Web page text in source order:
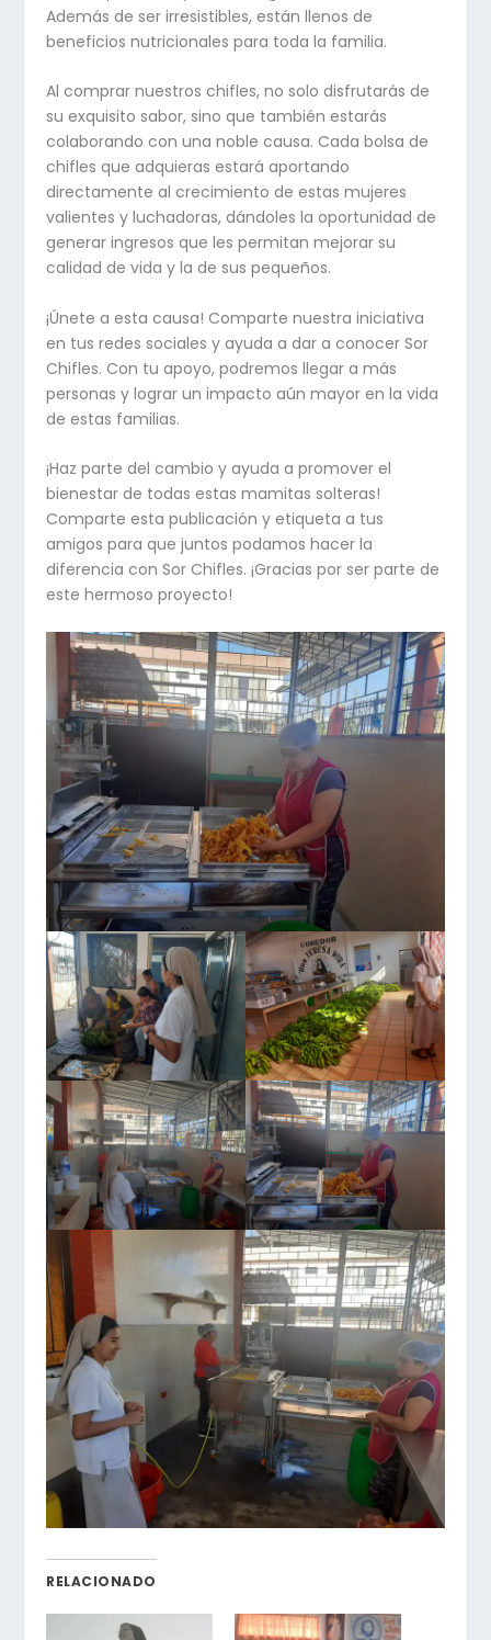
Además de ser irresistibles, están llenos de
beneficios nutricionales para toda la familia.
Al comprar nuestros chifles, no solo disfrutarás de
su exquisito sabor, sino que también estarás
colaborando con una noble causa. Cada bolsa de
chifles que adquieras estará aportando
directamente al crecimiento de estas mujeres
valientes y luchadoras, dándoles la oportunidad de
generar ingresos que les permitan mejorar su
calidad de vida y la de sus pequeños.
¡Únete a esta causa! Comparte nuestra iniciativa
en tus redes sociales y ayuda a dar a conocer Sor
Chifles. Con tu apoyo, podremos llegar a más
personas y lograr un impacto aún mayor en la vida
de estas familias.
¡Haz parte del cambio y ayuda a promover el
bienestar de todas estas mamitas solteras!
Comparte esta publicación y etiqueta a tus
amigos para que juntos podamos hacer la
diferencia con Sor Chifles. ¡Gracias por ser parte de
este hermoso proyecto!
RELACIONADO